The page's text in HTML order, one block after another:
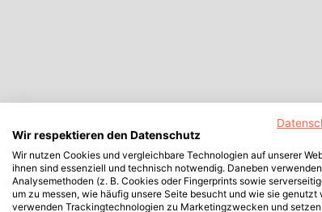
Wir respektieren den Datenschutz
Wir nutzen Cookies und vergleichbare Technologien auf unserer
ihnen sind essenziell und technisch notwendig. Daneben
Analysemethoden (z. B. Cookies oder Fingerprints sowie
um zu messen, wie häufig unsere Seite besucht und wie sie genutzt
verwenden Trackingtechnologien zu Marketingzwecken und